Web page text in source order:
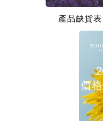
產品缺貨表